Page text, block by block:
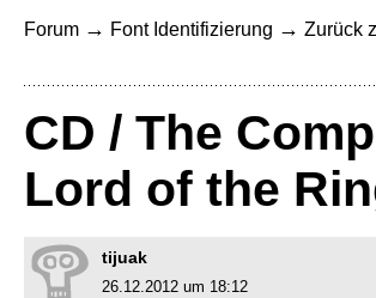
Forum → Font Identifizierung → Zurück
CD / The
Lord of the
tijuak
26.12.2012 um 18:12